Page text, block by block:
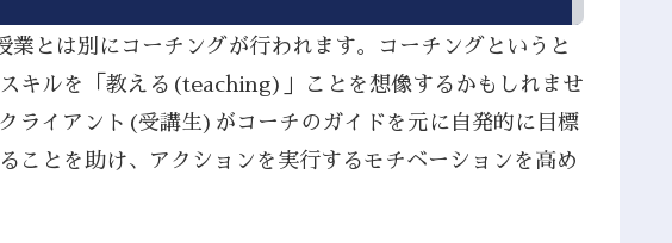
とは別にコーチングが行われます。コーチングというと
キルを「教える(teaching)」ことを想像するかもしれませ
ライアント(受講生)がコーチのガイドを元に自発的に目標
ことを助け、アクションを実行するモチベーションを高め